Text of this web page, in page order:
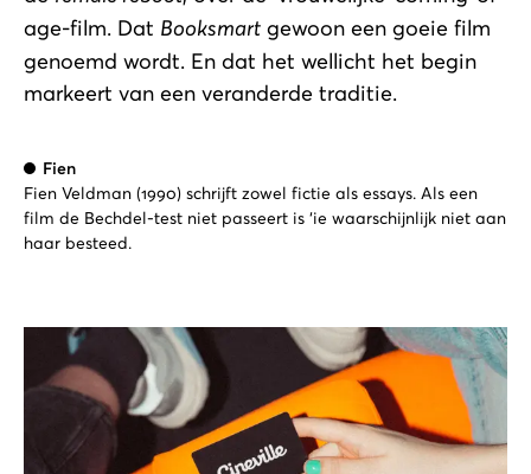
age-film. Dat Booksmart gewoon een goeie film
genoemd wordt. En dat het wellicht het begin
markeert van een veranderde traditie.
Fien
Fien Veldman (1990) schrijft zowel fictie als essays. Als een
film de Bechdel-test niet passeert is ‘ie waarschijnlijk niet aan
haar besteed.